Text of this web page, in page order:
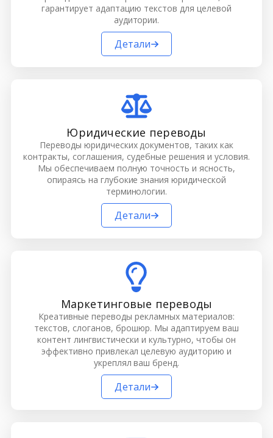
гарантирует адаптацию текстов для целевой
аудитории.
Детали
Юридические переводы
Переводы юридических документов, таких как
контракты, соглашения, судебные решения и условия.
Мы обеспечиваем полную точность и ясность,
опираясь на глубокие знания юридической
терминологии.
Детали
Маркетинговые переводы
Креативные переводы рекламных материалов:
текстов, слоганов, брошюр. Мы адаптируем ваш
контент лингвистически и культурно, чтобы он
эффективно привлекал целевую аудиторию и
укреплял ваш бренд.
Детали